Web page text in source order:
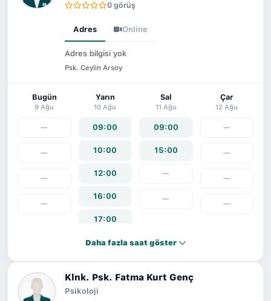
0 görüş
Adres Online
Adres bilgisi yok
Psk. Ceylin Arsoy
Bugün
9 Ağu
—
—
—
—
Yarın
10 Ağu
09:00
10:00
12:00
16:00
17:00
Sal
11 Ağu
09:00
15:00
—
—
Çar
12 Ağu
—
—
—
—
Daha fazla saat göster
Klnk. Psk. Fatma Kurt Genç
Psikoloji